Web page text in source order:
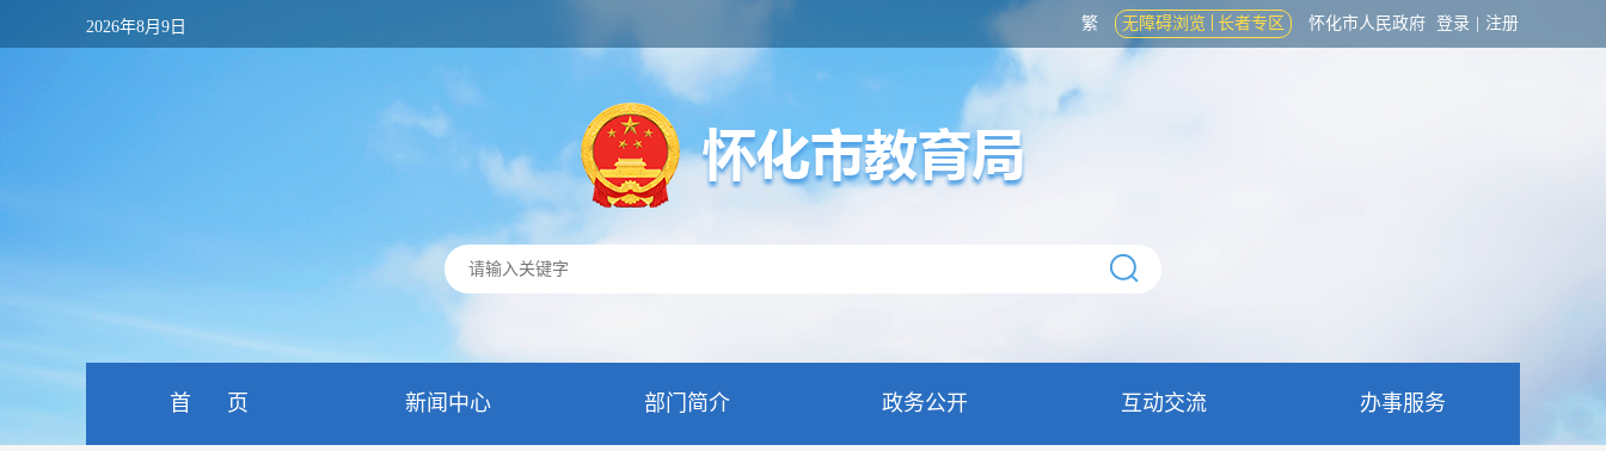
2026年8月9日 繁 无障碍浏览 长者专区 怀化市人民政府 登录 注册
首 页 新闻中心 部门简介 政务公开 互动交流 办事服务